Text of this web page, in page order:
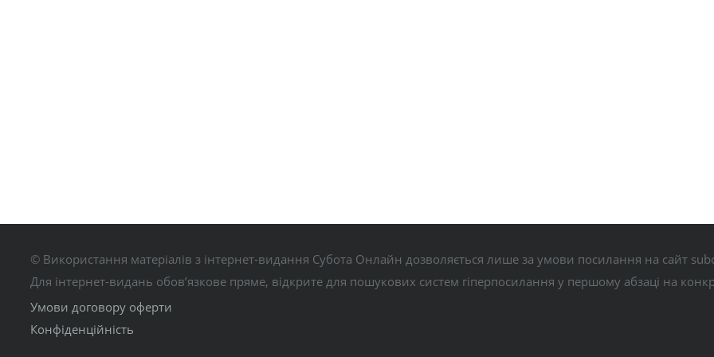
© Використання матеріалів з інтернет-видання Субота Онлайн дозволяється лише за умови посилання на сайт
Для інтернет-видань обов’язкове пряме, відкрите для пошукових систем гіперпосилання у першому абзаці на
Умови договору оферти
Конфіденційність